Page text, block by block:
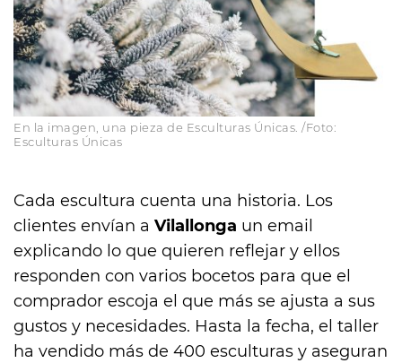
En la imagen, una pieza de Esculturas Únicas. /Foto:
Esculturas Únicas
Cada escultura cuenta una historia. Los
clientes envían a Vilallonga un email
explicando lo que quieren reflejar y ellos
responden con varios bocetos para que el
comprador escoja el que más se ajusta a sus
gustos y necesidades. Hasta la fecha, el taller
ha vendido más de 400 esculturas y aseguran